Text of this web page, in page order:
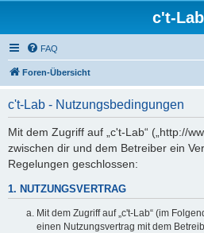
c't-Lab
FAQ
Foren-Übersicht
c't-Lab - Nutzungsbedingungen
Mit dem Zugriff auf „c't-Lab“ („http://
zwischen dir und dem Betreiber ein
Regelungen geschlossen:
1. NUTZUNGSVERTRAG
Mit dem Zugriff auf „c't-Lab“ (im
einen Nutzungsvertrag mit dem